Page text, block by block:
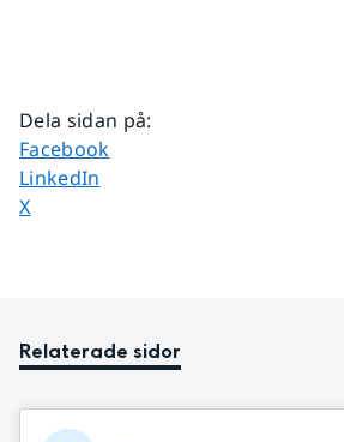
Dela sidan på:
Dela sidan på
Facebook
Dela sidan på
LinkedIn
Dela sidan på
X
Relaterade sidor